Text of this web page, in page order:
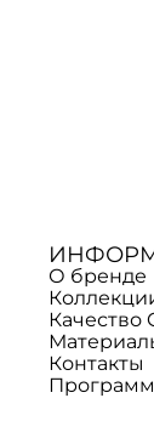
О бренде
Качество
Контакты